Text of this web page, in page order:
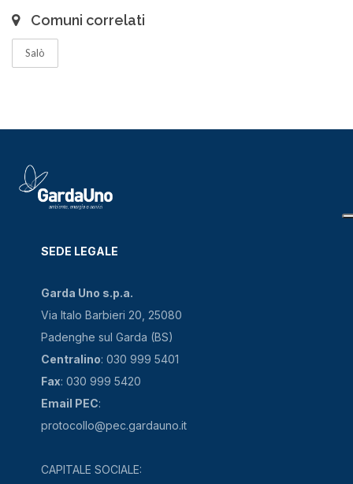
Comuni correlati
Salò
SEDE LEGALE
Garda Uno s.p.a.
Via Italo Barbieri 20, 25080
Padenghe sul Garda (BS)
Centralino: 030 999 5401
Fax: 030 999 5420
Email PEC:
protocollo@pec.gardauno.it
CAPITALE SOCIALE: